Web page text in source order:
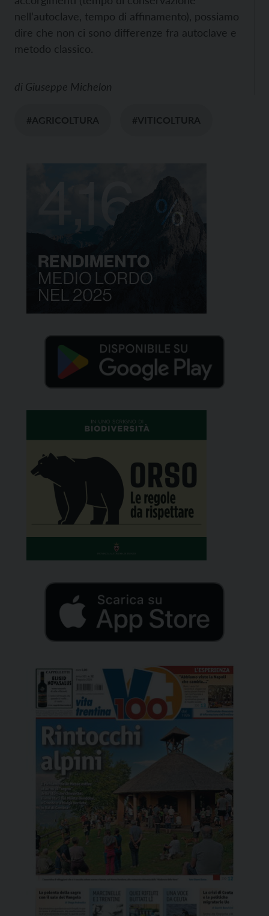
nell’autoclave, tempo di affinamento), possiamo
dire che non ci sono differenze fra autoclave e
metodo classico.
di Giuseppe Michelon
#AGRICOLTURA #VITICOLTURA